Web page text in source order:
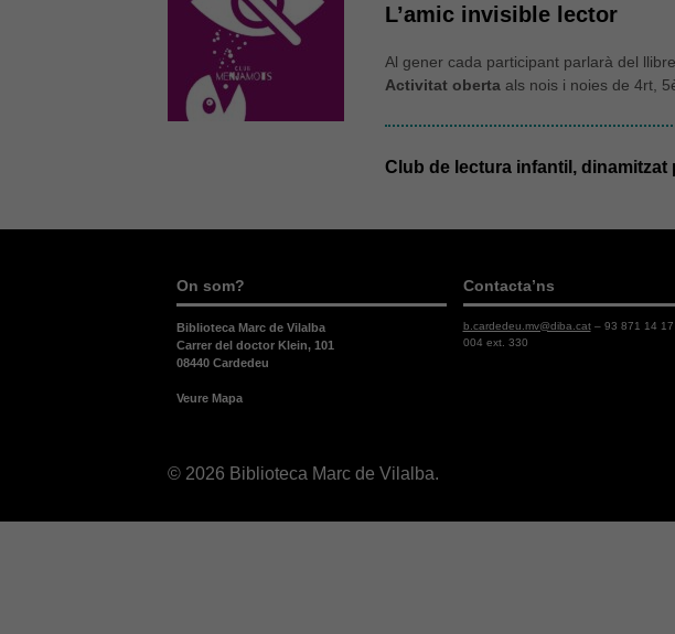
L’amic invisible lector
Al gener cada participant parlarà del
Activitat oberta als nois i noies de 4rt,
Club de lectura infantil, dinamitzat
On som?
Biblioteca Marc de Vilalba
Carrer del doctor Klein, 101
08440 Cardedeu
Veure Mapa
Contacta’ns
b.cardedeu.mv@diba.cat– 93 871 14 17
004 ext. 330
© 2026 Biblioteca Marc de Vilalba.